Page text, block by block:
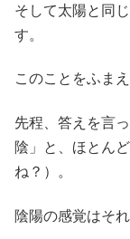
そして太陽と同
す。
このことをふま
先程、答えを言
陰」と、ほとん
ね？）。
陰陽の感覚はそ